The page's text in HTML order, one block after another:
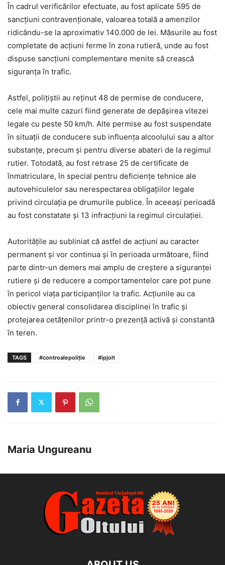
În cadrul verificărilor efectuate, au fost aplicate 595 de
sancțiuni contravenționale, valoarea totală a amenzilor
ridicându-se la aproximativ 140.000 de lei. Măsurile au fost
completate de acțiuni ferme în zona rutieră, unde au fost
dispuse sancțiuni complementare menite să crească
siguranța în trafic.
Astfel, polițiștii au reținut 48 de permise de conducere,
cele mai multe cazuri fiind generate de depășirea vitezei
legale cu peste 50 km/h. Alte permise au fost suspendate
în situații de conducere sub influența alcoolului sau a altor
substanțe, precum și pentru diverse abateri de la regimul
rutier. Totodată, au fost retrase 25 de certificate de
înmatriculare, în special pentru deficiențe tehnice ale
autovehiculelor sau nerespectarea obligațiilor legale
privind circulația pe drumurile publice. În aceeași perioadă
au fost constatate și 13 infracțiuni la regimul circulației.
Autoritățile au subliniat că astfel de acțiuni au caracter
permanent și vor continua și în perioada următoare, fiind
parte dintr-un demers mai amplu de creștere a siguranței
rutiere și de reducere a comportamentelor care pot pune
în pericol viața participanților la trafic. Acțiunile au ca
obiectiv general consolidarea disciplinei în trafic și
protejarea cetățenilor printr-o prezență activă și constantă
în teren.
TAGS #controalepoliție #ipjolt
Maria Ungureanu